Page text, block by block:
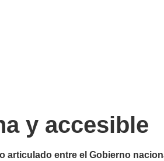
y accesible
articulado entre el Gobierno